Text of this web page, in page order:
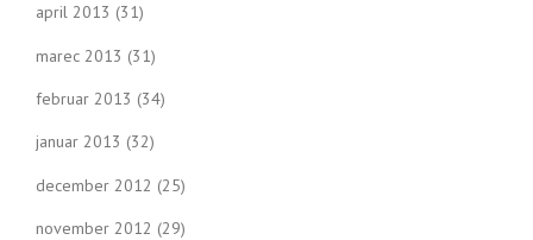
april 2013 (31)
marec 2013 (31)
februar 2013 (34)
januar 2013 (32)
december 2012 (25)
november 2012 (29)